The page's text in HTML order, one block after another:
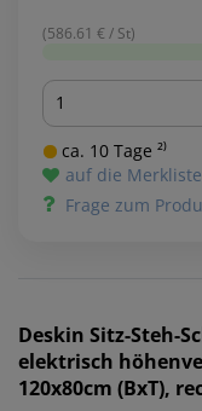
(586.61 € / St)
Menge
ca. 10 Tage ²⁾
auf die
Frage zum
Deskin Sitz-Steh-
elektrisch
120x80cm (BxT),